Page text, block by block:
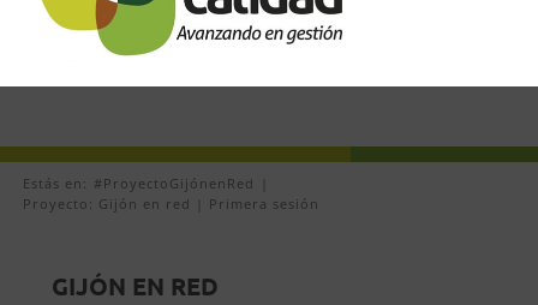
Estás en: #ProyectoGijónenRed
Proyecto: Gijón en red | Primera sesión
GIJÓN EN RED